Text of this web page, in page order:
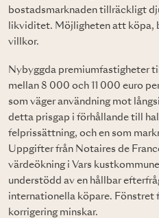
bostadsmarknaden tillräckligt
likviditet. Möjligheten att köpa,
villkor.
Nybyggda premiumfastigheter
mellan 8 000 och 11 000 euro
som väger användning mot
detta prisgap i förhållande till
felprissättning, och en som
Uppgifter från Notaires de
värdeökning i Vars
understödd av en hållbar
internationella köpare. Fönstret
korrigering minskar.